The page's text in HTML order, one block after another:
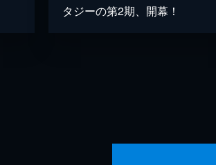
タジーの第2期、開幕！